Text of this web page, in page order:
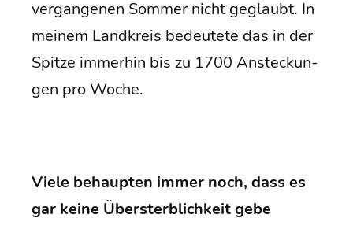
ver­gan­ge­nen Som­mer nicht geglaubt. In
mei­nem Land­kreis bedeu­te­te das in der
Spit­ze immer­hin bis zu 1700 Anste­ckun­
gen pro Woche.
Vie­le behaup­ten immer noch, dass es
gar kei­ne Über­sterb­lich­keit gebe